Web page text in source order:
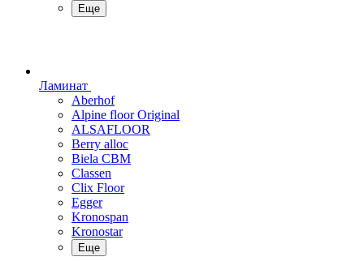
Еще
Ламинат
Aberhof
Alpine floor Original
ALSAFLOOR
Berry alloc
Biela CBM
Classen
Clix Floor
Egger
Kronospan
Kronostar
Еще